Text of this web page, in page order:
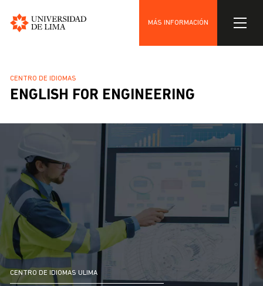
contenido
principal
MÁS INFORMACIÓN
SOBRESCRIBIR
ENLACES
AYUDA
LA
NAVEGACIÓN
CENTRO DE IDIOMAS
ENGLISH FOR ENGINEERING
CENTRO DE IDIOMAS ULIMA